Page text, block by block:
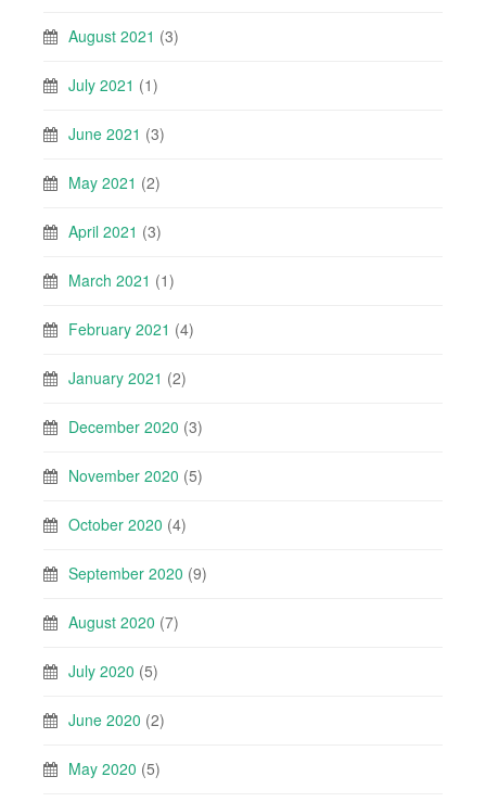
August 2021 (3)
July 2021 (1)
June 2021 (3)
May 2021 (2)
April 2021 (3)
March 2021 (1)
February 2021 (4)
January 2021 (2)
December 2020 (3)
November 2020 (5)
October 2020 (4)
September 2020 (9)
August 2020 (7)
July 2020 (5)
June 2020 (2)
May 2020 (5)